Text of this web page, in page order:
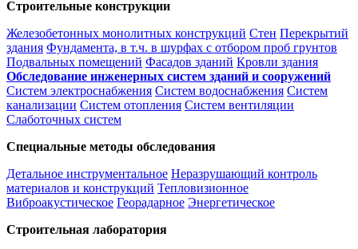
Строительные конструкции
Железобетонных монолитных конструкций Стен Перекрытий
здания Фундамента, в т.ч. в шурфах с отбором проб грунтов
Подвальных помещений Фасадов зданий Кровли здания
Обследование инженерных систем зданий и сооружений
Систем электроснабжения Систем водоснабжения Систем
канализации Систем отопления Систем вентиляции
Слаботочных систем
Специальные методы обследования
Детальное инструментальное Неразрушающий контроль
материалов и конструкций Тепловизионное
Виброакустическое Георадарное Энергетическое
Строительная лаборатория